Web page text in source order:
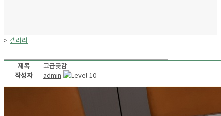
> 갤러리
제목
고급곶감
작성자
admin